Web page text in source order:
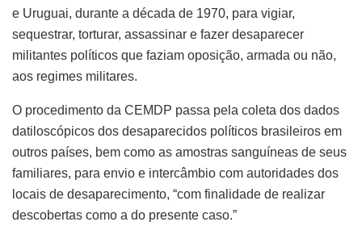
e Uruguai, durante a década de 1970, para vigiar,
sequestrar, torturar, assassinar e fazer desaparecer
militantes políticos que faziam oposição, armada ou não,
aos regimes militares.
O procedimento da CEMDP passa pela coleta dos dados
datiloscópicos dos desaparecidos políticos brasileiros em
outros países, bem como as amostras sanguíneas de seus
familiares, para envio e intercâmbio com autoridades dos
locais de desaparecimento, “com finalidade de realizar
descobertas como a do presente caso.”